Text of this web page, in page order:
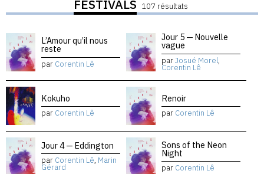
FESTIVALS 107 résultats
L’Amour qu’il nous
reste
par Corentin Lê
Jour 5 — Nouvelle
vague
parJosué Morel,
Corentin Lê
Kokuho
par Corentin Lê
Renoir
par Corentin Lê
Jour 4 — Eddington
par Corentin Lê, Marin
Gérard
Sons of the Neon
Night
par Corentin Lê